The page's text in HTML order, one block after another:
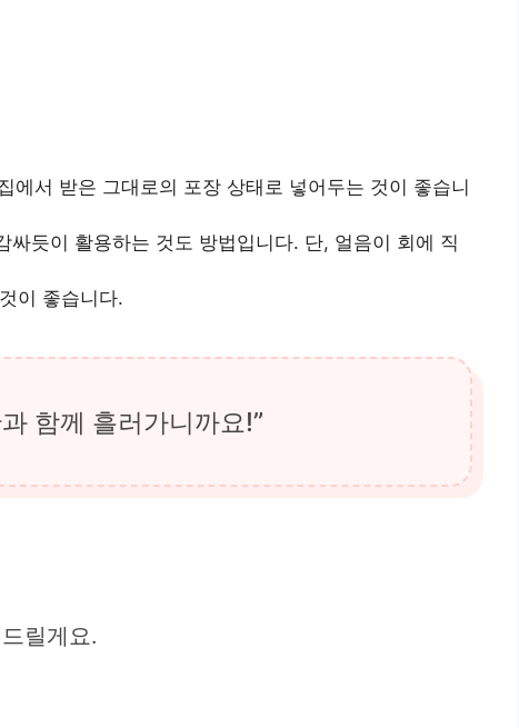
서 받은 그대로의 포장 상태로 넣어두는 것이 좋습니
듯이 활용하는 것도 방법입니다. 단, 얼음이 회에 직
이 좋습니다.
함께 흘러가니까요!”
릴게요.